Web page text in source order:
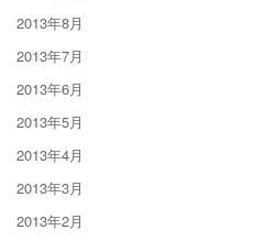
2013年8月
2013年7月
2013年6月
2013年5月
2013年4月
2013年3月
2013年2月